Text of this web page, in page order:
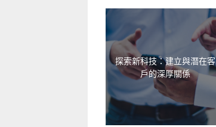
探索新科技：建立與潛在客
戶的深厚關係